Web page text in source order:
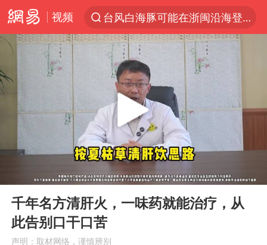
视频
台风白海豚可能在浙闽沿海登陆
台风白海豚影响中国已成定局
昆明石林火把节
我国编制完成新版全月地质图
胡塞武装袭扰红海航运行动升级
Play
千年名方清肝火，一味药就能治疗，从
此告别口干口苦
声明：取材网络，谨慎辨别